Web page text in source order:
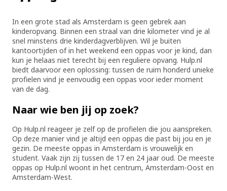
In een grote stad als Amsterdam is geen gebrek aan
kinderopvang. Binnen een straal van drie kilometer vind je al
snel minstens drie kinderdagverblijven. Wil je buiten
kantoortijden of in het weekend een oppas voor je kind, dan
kun je helaas niet terecht bij een reguliere opvang. Hulp.nl
biedt daarvoor een oplossing: tussen de ruim honderd unieke
profielen vind je eenvoudig een oppas voor ieder moment
van de dag.
Naar wie ben jij op zoek?
Op Hulp.nl reageer je zelf op de profielen die jou aanspreken.
Op deze manier vind je altijd een oppas die past bij jou en je
gezin. De meeste oppas in Amsterdam is vrouwelijk en
student. Vaak zijn zij tussen de 17 en 24 jaar oud. De meeste
oppas op Hulp.nl woont in het centrum, Amsterdam-Oost en
Amsterdam-West.